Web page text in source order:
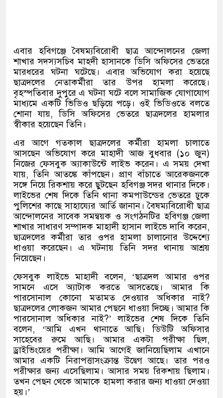
এবার হবিগঞ্জে বৈষম্যবিরোধী ছাত্র আন্দোলনের জেলা
শাখার সদস্যসচিব মাহদী হাসানকে ডিসি অফিসের ভেতরে
মারধরের ঘটনা ঘটেছে। এবার অভিযোগ করা হয়েছে
ছাত্রদলের নেতাকর্মীরা তার উপর হামলা করেছে।
বৃহস্পতিবার দুপুরে এ ঘটনা ঘটে বলে সামাজিক যোগাযোগ
মাধ্যমে একটি ভিডিও ছড়িয়ে পড়ে। ওই ভিডিওতে বলতে
শোনা যায়,ডিসি অফিসের ভেতরে ছাত্রদলের হামলার
স্বীকার হয়েছেন তিনি।
এর আগে গতকাল ছাত্রদলের কর্মীরা হামলা চালাতে
আসছেন অভিযোগ করে মাহাদী আজ বুধবার(১০ জুন)
নিজের ফেসবুক অ্যাকাউন্টে লাইভ করেন। এ সময় দেখা
যায়,তিনি আতঙ্কে কাঁপছেন। প্রাণ বাঁচাতে আরেকজনকে
সঙ্গে নিয়ে রিকশায় করে ছুটছেন হবিগঞ্জ সদর থানার দিকে।
লাইভের শেষ দিকে তিনি থানা কমপাউন্ডের ভেতরে ঢুকে
পুলিশের কাছে সাহায্যের আর্তি জানান। বৈষম্যবিরোধী ছাত্র
আন্দোলনের সাবেক সমন্বয়ক ও সংগঠনটির হবিগঞ্জ জেলা
শাখার সাধারণ সম্পাদক মাহাদী হাসান লাইভে দাবি করেন,
ছাত্রদলের কর্মীরা তার ওপর হামলা চালানোর উদ্দেশ্যে
ধাওয়া করেছেন। এ ঘটনায় তিনি সদর থানায় আশ্রয়
নিয়েছেন।
ফেসবুক লাইভে মাহাদী বলেন, ‘ছাত্রদল আমার ওপর
সামনে এসে অ্যাটাক করতে আসতেছে। আমার কি
পারসোনাল কোনো মতামত দেওয়ার অধিকার নাই?
ছাত্রদলের লোকজন আমার পেছনে ধাওয়া দিচ্ছে। আমার কি
পারসোনাল অধিকার নাই?’লাইভের শেষ দিকে তিনি
বলেন, ‘আমি এখন থানাতে আছি। ডিউটি অফিসার
সাহেবের রুমে আছি। আমার একটা পরীক্ষা ছিল,
ড্রাইভিংয়ের পরীক্ষা। আমি আগেই জানিয়েছিলাম এখানে
আমার একটি নিরাপত্তাসংক্রান্ত উদ্বেগ আছে। তার পরও
পরীক্ষার জন্য এসেছিলাম। আসার সময় রিকশায় ছিলাম।
তখন পেছন থেকে আমাকে হামলা করার জন্য ধাওয়া দেওয়া
হয়।’